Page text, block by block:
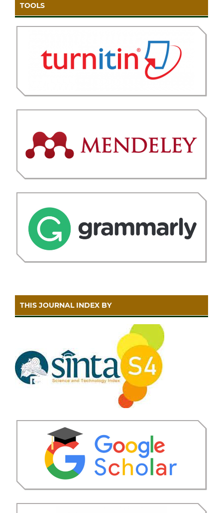
TOOLS
THIS JOURNAL INDEX BY